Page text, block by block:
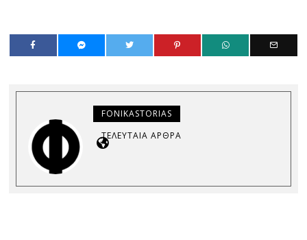
FONIKASTORIAS
ΤΕΛΕΥΤΑΊΑ ΆΡΘΡΑ